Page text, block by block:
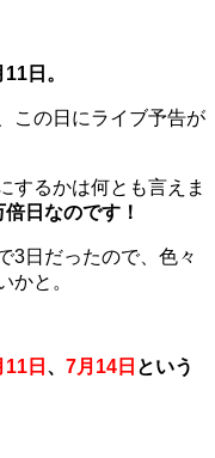
日。
この日にライブ予告が
するかは何とも言えま
日なのです！
3日だったので、色々
かと。
11日 、 7月14日 という